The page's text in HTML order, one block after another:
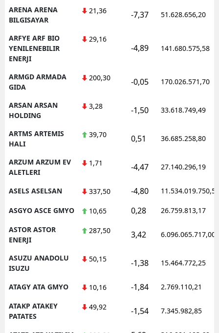
ARENA ARENA
BILGISAYAR
21,36 -7,37 51.628.656,20
ARFYE ARF BIO
YENILENEBILIR
ENERJI
29,16
-4,89 141.680.575,58
ARMGD ARMADA
GIDA
200,30 -0,05 170.026.571,70
ARSAN ARSAN
HOLDING
3,28 -1,50 33.618.749,49
ARTMS ARTEMIS
HALI
39,70 0,51 36.685.258,80
ARZUM ARZUM EV
ALETLERI
1,71 -4,47 27.140.296,19
ASELS ASELSAN 337,50 -4,80 11.534.019.750,50
ASGYO ASCE GMYO 10,65 0,28 26.759.813,17
ASTOR ASTOR
ENERJI
287,50 3,42 6.096.065.717,00
ASUZU ANADOLU
ISUZU
50,15 -1,38 15.464.772,25
ATAGY ATA GMYO 10,16 -1,84 2.769.110,21
ATAKP ATAKEY
PATATES
49,92 -1,54 7.345.982,85